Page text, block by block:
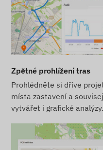
Zpětné prohlížení tras
Prohlédněte si dříve
místa zastavení a
vytvářet i grafické analýzy.